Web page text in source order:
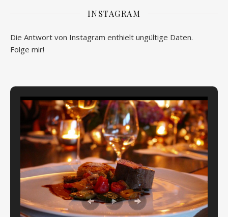
INSTAGRAM
Die Antwort von Instagram enthielt ungültige Daten.
Folge mir!